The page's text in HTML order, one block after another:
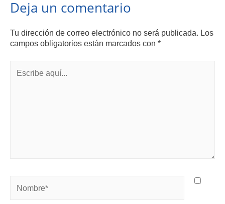
Deja un comentario
Tu dirección de correo electrónico no será publicada. Los
campos obligatorios están marcados con *